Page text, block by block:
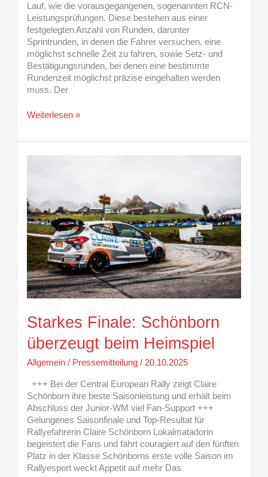
Lauf, wie die vorausgegangenen, sogenannten RCN-
Leistungsprüfungen. Diese bestehen aus einer
festgelegten Anzahl von Runden, darunter
Sprintrunden, in denen die Fahrer versuchen, eine
möglichst schnelle Zeit zu fahren, sowie Setz- und
Bestätigungsrunden, bei denen eine bestimmte
Rundenzeit möglichst präzise eingehalten werden
muss. Der
Weiterlesen »
Starkes Finale: Schönborn
überzeugt beim Heimspiel
Allgemein/ Pressemitteilung / 20.10.2025
+++ Bei der Central European Rally zeigt Claire
Schönborn ihre beste Saisonleistung und erhält beim
Abschluss der Junior-WM viel Fan-Support +++
Gelungenes Saisonfinale und Top-Resultat für
Rallyefahrerin Claire Schönborn Lokalmatadorin
begeistert die Fans und fährt couragiert auf den fünften
Platz in der Klasse Schönborns erste volle Saison im
Rallyesport weckt Appetit auf mehr Das
überzeugt
beim
Heimspiel